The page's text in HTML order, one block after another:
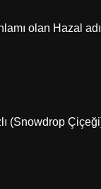
olan Hazal
(Snowdrop